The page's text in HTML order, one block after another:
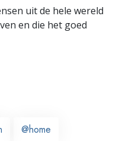
uit de hele wereld
en die het goed
@home